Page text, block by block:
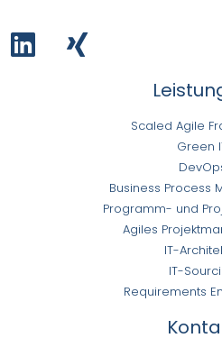
Scaled Agile
Green
Business Process
Programm- und
Agiles
IT-
IT-
Requirements